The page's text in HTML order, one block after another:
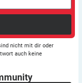
nicht mit dir oder
auch keine